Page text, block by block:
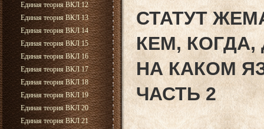
Единая теория ВКЛ 12
Единая теория ВКЛ 13
Единая теория ВКЛ 14
Единая теория ВКЛ 15
Единая теория ВКЛ 16
Единая теория ВКЛ 17
Единая теория ВКЛ 18
Единая теория ВКЛ 19
Единая теория ВКЛ 20
Единая теория ВКЛ 21
СТАТУТ
КЕМ, КОГДА,
НА КАКОМ
ЧАСТЬ 2